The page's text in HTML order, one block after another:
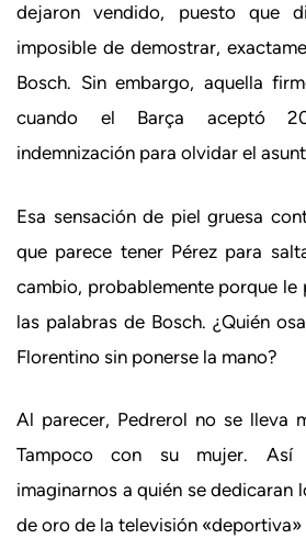
dejaron vendido, puesto que
imposible de demostrar,
Bosch. Sin embargo, aquella
cuando el Barça aceptó
indemnización para olvidar el
Esa sensación de piel gruesa
que parece tener Pérez para
cambio, probablemente porque le
las palabras de Bosch. ¿Quién
Florentino sin ponerse la mano?
Al parecer, Pedrerol no se lleva
Tampoco con su mujer. Así
imaginarnos a quién se dedicaran
de oro de la televisión «deportiva»